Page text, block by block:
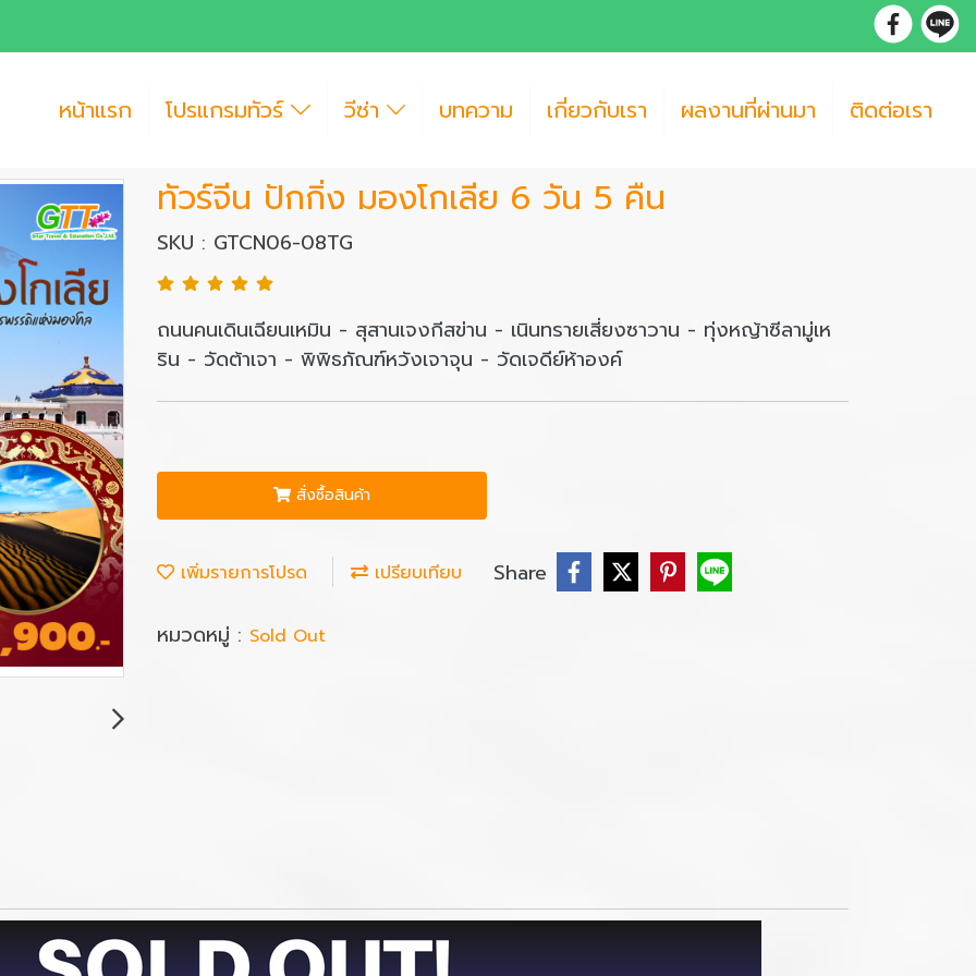
หน้าแรก โปรแกรมทัวร์ วีซ่า บทความ เกี่ยวกับเรา ผลงานที่ผ่านมา ติดต่อเรา
ทัวร์จีน ปักกิ่ง มองโกเลีย 6 วัน 5 คืน
SKU : GTCN06-08TG
ถนนคนเดินเฉียนเหมิน - สุสานเจงกีสข่าน - เนินทรายเสี่ยงซาวาน - ทุ่งหญ้าซีลามู่เห
ริน - วัดต้าเจา - พิพิธภัณฑ์หวังเจาจุน - วัดเจดีย์ห้าองค์
สั่งซื้อสินค้า
เพิ่มรายการโปรด เปรียบเทียบ Share
หมวดหมู่ : Sold Out